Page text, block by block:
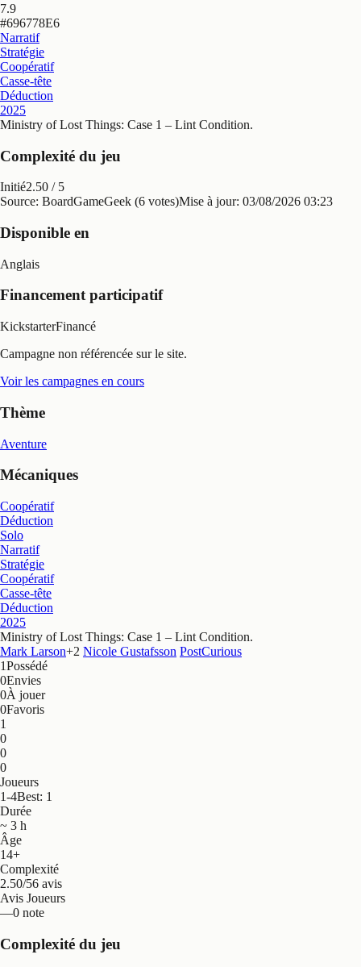
7.9
#696778E6
Narratif
Stratégie
Coopératif
Casse-tête
Déduction
2025
Ministry of Lost Things: Case 1 – Lint Condition.
Complexité du jeu
Initié2.50 / 5
Source: BoardGameGeek (6 votes)Mise à jour: 03/08/2026 03:23
Disponible en
Anglais
Financement participatif
KickstarterFinancé
Campagne non référencée sur le site.
Voir les campagnes en cours
Thème
Aventure
Mécaniques
Coopératif
Déduction
Solo
Narratif
Stratégie
Coopératif
Casse-tête
Déduction
2025
Ministry of Lost Things: Case 1 – Lint Condition.
Mark Larson+2 Nicole Gustafsson PostCurious
1Possédé
0Envies
0À jouer
0Favoris
1
0
0
0
Joueurs
1-4Best: 1
Durée
~ 3 h
Âge
14+
Complexité
2.50/56 avis
Avis Joueurs
—0 note
Complexité du jeu